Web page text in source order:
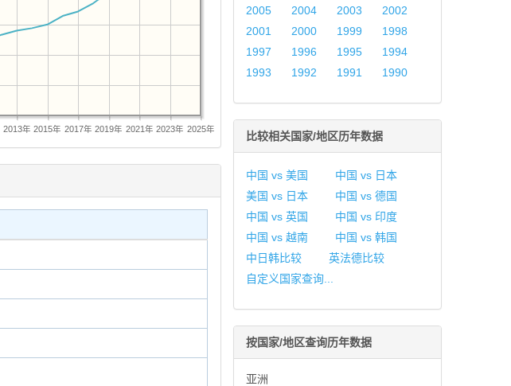
2013年 2015年 2017年 2019年 2021年 2023年 2025年
2005
2004 2003
2002
2001
2000 1999
1998
1997
1996 1995
1994
1993
1992 1991 1990
比较相关国家/地区历年数据
中国 vs 美国
中国 vs 日本
美国 vs 日本
中国 vs 德国
中国 vs 英国
中国 vs 印度
中国 vs 越南
中国 vs 韩国
中日韩比较
英法德比较
自定义国家查询...
按国家/地区查询历年数据
亚洲